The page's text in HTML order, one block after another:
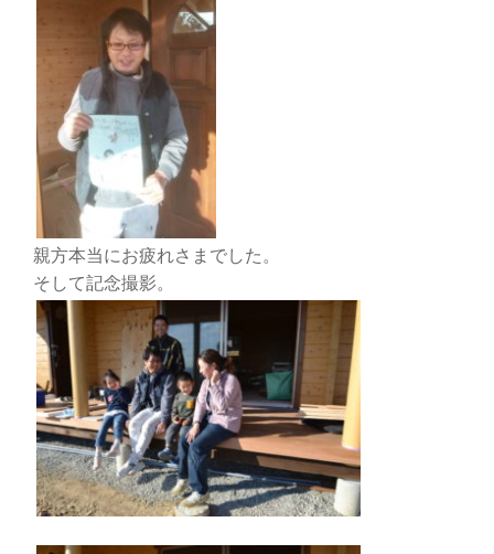
親方本当にお疲れさまでした。
そして記念撮影。